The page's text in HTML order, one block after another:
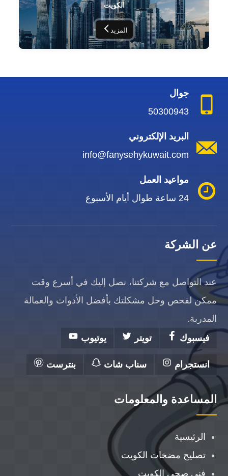
الكويت
المزيد
جوال
50300943
البريد الإلكتروني
info@fanysehykuwait.com
مواعيد العمل
24 ساعة طوال أيام الأسبوع
عن الشركة
عند التواصل مع شركتنا، نصل إليك في أسرع وقت
ممكن لفحص وحل مشكلتك بأفضل الأدوات والعمالة
المدربة.
فيسبوك
تويتر يوتيوب
انستجرام سناب شات بنترست
المساعدة والمعلومات
الرئيسية
تصليح مضخات الكويت
فني صحي الكويت